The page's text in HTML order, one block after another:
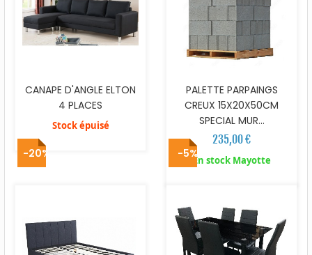
CANAPE D'ANGLE ELTON
4 PLACES
Stock épuisé
PALETTE PARPAINGS
CREUX 15X20X50CM
SPECIAL MUR...
235,00 €
En stock Mayotte
-20% -5%